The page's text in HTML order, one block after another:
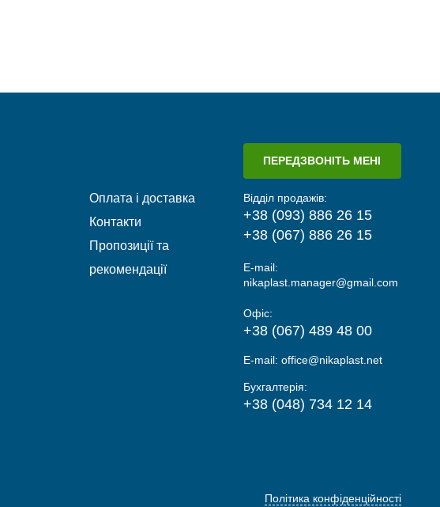
Оплата і доставка
Контакти
Пропозиції та
рекомендації
ПЕРЕДЗВОНІТЬ МЕНІ
Відділ продажів:
+38 (093) 886 26 15
+38 (067) 886 26 15
E-mail:
nikaplast.manager@gmail.com
Офіс:
+38 (067) 489 48 00
E-mail: office@nikaplast.net
Бухгалтерія:
+38 (048) 734 12 14
Політика конфіденційності